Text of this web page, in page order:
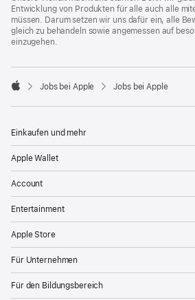
Entwicklung von Produkten für alle auch alle
müssen. Darum setzen wir uns dafür ein, alle
gleich zu behandeln sowie angemessen auf
einzugehen.

Jobs bei Apple Jobs bei Apple
Einkaufen und mehr
Apple Wallet
Account
Entertainment
Apple Store
Für Unternehmen
Für den Bildungsbereich